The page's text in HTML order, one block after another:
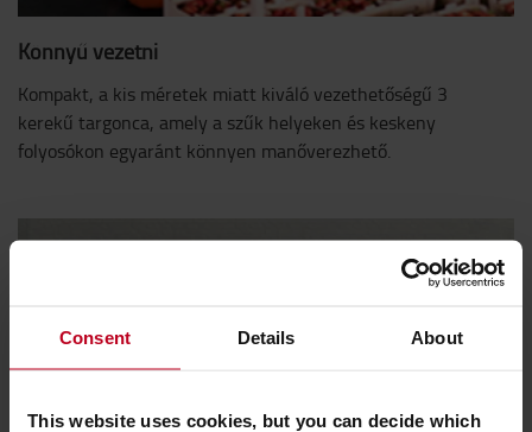
Consent Details About
This website uses cookies, but you can decide which
Könnyű vezetni
Kompakt, a kis méretek miatt kiváló vezethetőségű 3
kerekű targonca, amely a szűk helyeken és keskeny
folyosókon egyaránt könnyen manőverezhető.